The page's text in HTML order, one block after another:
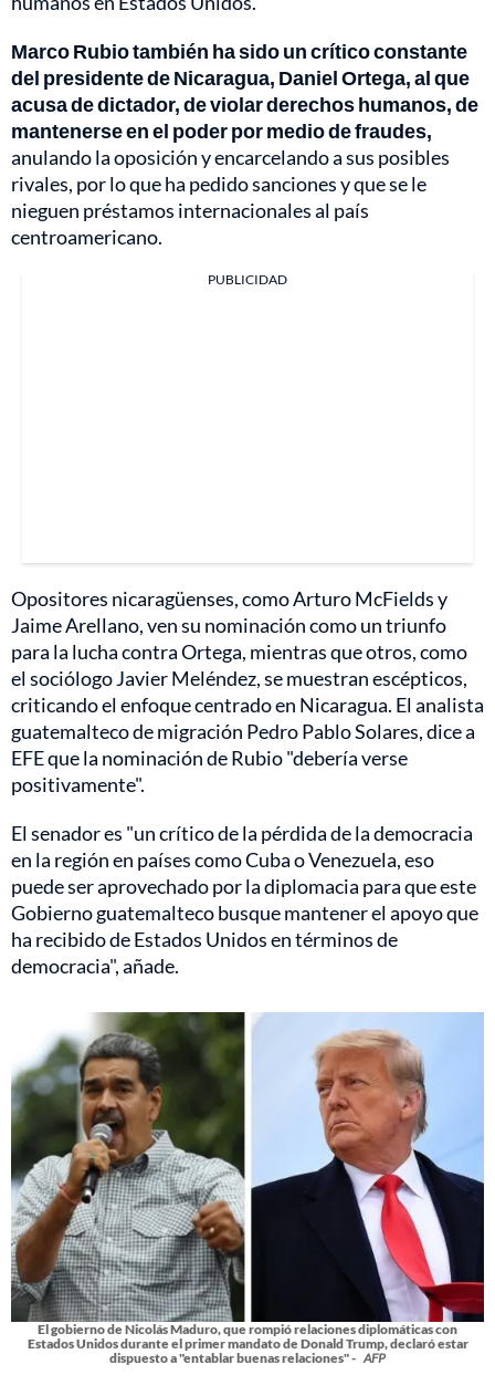
Marco Rubio también ha sido un crítico constante
del presidente de Nicaragua, Daniel Ortega, al que
acusa de dictador, de violar derechos humanos, de
mantenerse en el poder por medio de fraudes,
anulando la oposición y encarcelando a sus posibles
rivales, por lo que ha pedido sanciones y que se le
nieguen préstamos internacionales al país
centroamericano.
PUBLICIDAD
Opositores nicaragüenses, como Arturo McFields y
Jaime Arellano, ven su nominación como un triunfo
para la lucha contra Ortega, mientras que otros, como
el sociólogo Javier Meléndez, se muestran escépticos,
criticando el enfoque centrado en Nicaragua. El analista
guatemalteco de migración Pedro Pablo Solares, dice a
EFE que la nominación de Rubio "debería verse
positivamente".
El senador es "un crítico de la pérdida de la democracia
en la región en países como Cuba o Venezuela, eso
puede ser aprovechado por la diplomacia para que este
Gobierno guatemalteco busque mantener el apoyo que
ha recibido de Estados Unidos en términos de
democracia", añade.
El gobierno de Nicolás Maduro, que rompió relaciones diplomáticas con
Estados Unidos durante el primer mandato de Donald Trump, declaró estar
dispuesto a "entablar buenas relaciones" - AFP